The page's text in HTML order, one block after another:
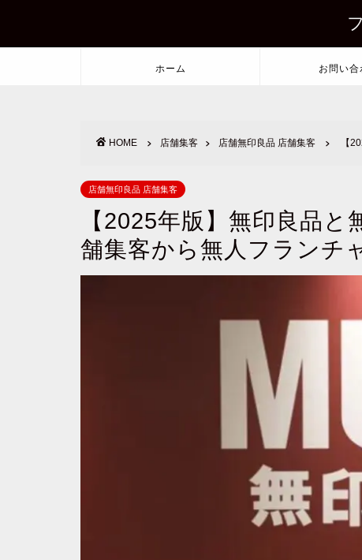
ホーム お問い合
HOME 店舗集客 店舗無印良品 店舗集客 【
店舗無印良品 店舗集客
【2025年版】無印良品
舗集客から無人フランチ